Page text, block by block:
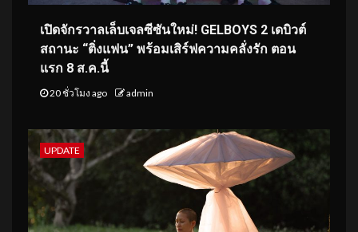
เปิดจักรวาลเล็บเจลซีซันใหม่! GELBOYS 2 เดบิวต์
สถานะ “ติ่งแฟน” พร้อมเสิร์ฟความคลั่งรัก ตอน
แรก 8 ส.ค.นี้
20 ชั่วโมง ago admin
UPDATE